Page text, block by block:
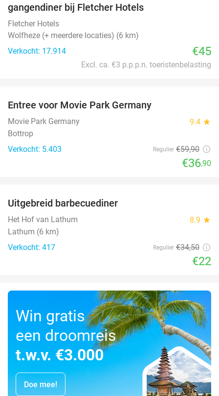
gangendiner bij Fletcher Hotels
Fletcher Hotels
Wolfheze (+ meerdere locaties) (6 km)
Verkocht: 17.914
€45
Excl. ca. €3 p.p.p.n. toeristenbelasting
Entree voor Movie Park Germany
Movie Park Germany 9.4 star
Bottrop
Verkocht: 5.403
Regulier €59,90
€36,90
Uitgebreid barbecuediner
Het Hof van Lathum 8.9 star
Lathum (6 km)
Verkocht: 417
Regulier €34,50
€22
Win gratis
een droomreis
t.w.v. €3.000
Doe mee!